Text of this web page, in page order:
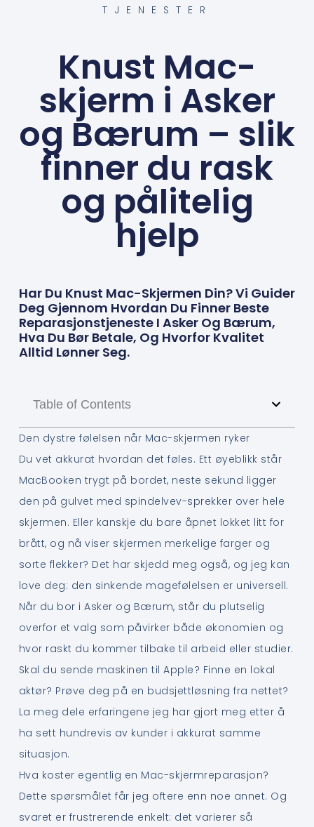
TJENESTER
Knust Mac-
skjerm i Asker
og Bærum – slik
finner du rask
og pålitelig
hjelp
Har Du Knust Mac-Skjermen Din? Vi Guider
Deg Gjennom Hvordan Du Finner Beste
Reparasjonstjeneste I Asker Og Bærum,
Hva Du Bør Betale, Og Hvorfor Kvalitet
Alltid Lønner Seg.
Table of Contents
Den dystre følelsen når Mac-skjermen ryker
Du vet akkurat hvordan det føles. Ett øyeblikk står
MacBooken trygt på bordet, neste sekund ligger
den på gulvet med spindelvev-sprekker over hele
skjermen. Eller kanskje du bare åpnet lokket litt for
brått, og nå viser skjermen merkelige farger og
sorte flekker? Det har skjedd meg også, og jeg kan
love deg: den sinkende magefølelsen er universell.
Når du bor i Asker og Bærum, står du plutselig
overfor et valg som påvirker både økonomien og
hvor raskt du kommer tilbake til arbeid eller studier.
Skal du sende maskinen til Apple? Finne en lokal
aktør? Prøve deg på en budsjettløsning fra nettet?
La meg dele erfaringene jeg har gjort meg etter å
ha sett hundrevis av kunder i akkurat samme
situasjon.
Hva koster egentlig en Mac-skjermreparasjon?
Dette spørsmålet får jeg oftere enn noe annet. Og
svaret er frustrerende enkelt: det varierer så